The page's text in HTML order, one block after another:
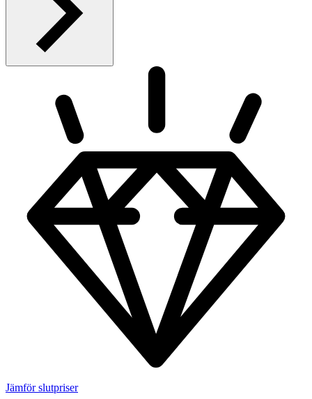
Jämför slutpriser